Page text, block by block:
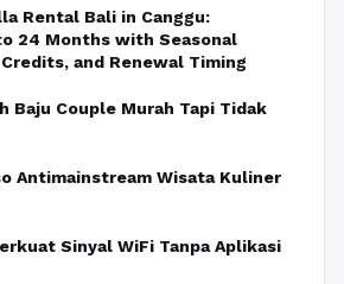
Rental Bali in Canggu:
24 Months with Seasonal
and Renewal Timing
Baju Couple Murah Tapi Tidak
Antimainstream Wisata Kuliner
Sinyal WiFi Tanpa Aplikasi